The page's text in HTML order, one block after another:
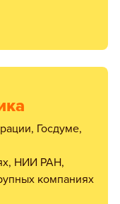
НИИ РАН,
компаниях